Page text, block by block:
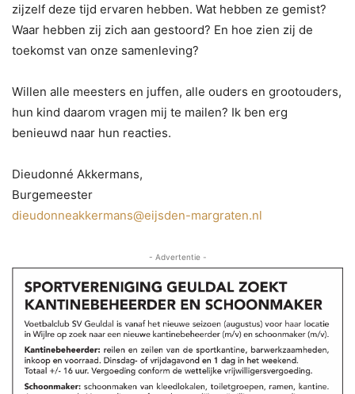
zijzelf deze tijd ervaren hebben. Wat hebben ze gemist?
Waar hebben zij zich aan gestoord? En hoe zien zij de
toekomst van onze samenleving?
Willen alle meesters en juffen, alle ouders en grootouders,
hun kind daarom vragen mij te mailen? Ik ben erg
benieuwd naar hun reacties.
Dieudonné Akkermans,
Burgemeester
dieudonneakkermans@eijsden-margraten.nl
- Advertentie -